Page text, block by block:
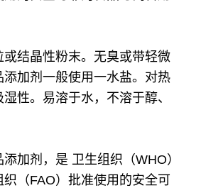
或结晶性粉末。无臭或带轻微
加剂一般使用一水盐。对热
性。易溶于水，不溶于醇、
加剂，是 卫生组织（WHO）
（FAO）批准使用的安全可